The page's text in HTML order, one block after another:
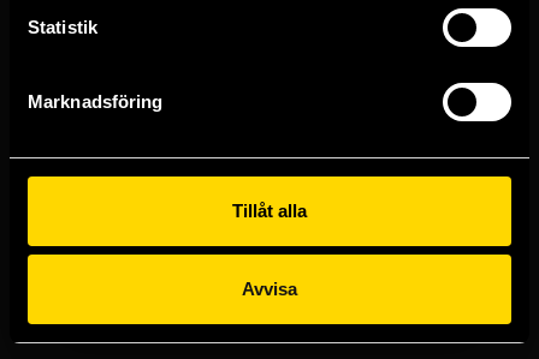
Statistik
Marknadsföring
Tillåt alla
Avvisa
Västerlånggatan 48
Göteborgsbutiken
Kungsgatan 19
Malmöbutiken
582 19 Linköping